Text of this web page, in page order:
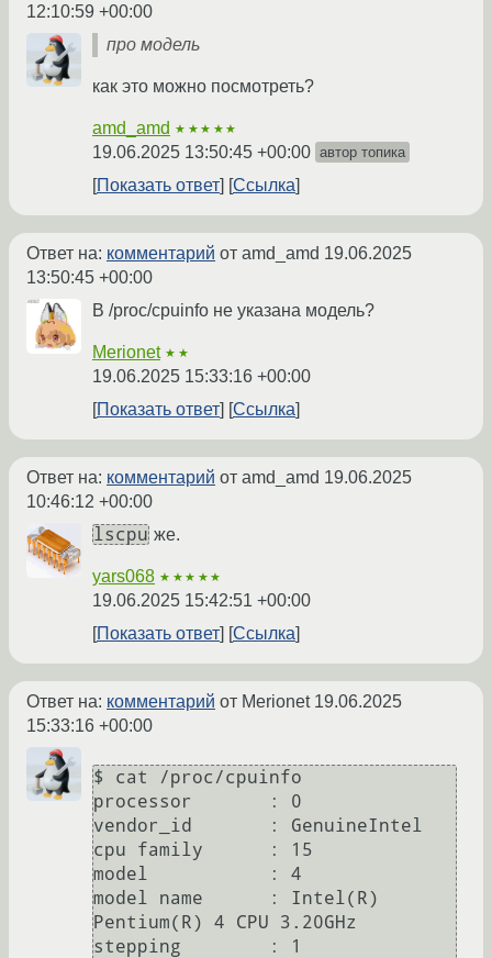
12:10:59 +00:00
про модель
как это можно посмотреть?
amd_amd ★★★★★
19.06.2025 13:50:45 +00:00 автор топика
Показать ответ Ссылка
Ответ на: комментарий от amd_amd 19.06.2025
13:50:45 +00:00
В /proc/cpuinfo не указана модель?
Merionet ★★
19.06.2025 15:33:16 +00:00
Показать ответ
Ссылка
Ответ на: комментарий от amd_amd 19.06.2025
10:46:12 +00:00
lscpu же.
yars068 ★★★★★
19.06.2025 15:42:51 +00:00
Показать ответ
Ссылка
Ответ на: комментарий от Merionet 19.06.2025
15:33:16 +00:00
$ cat /proc/cpuinfo
processor	: 0
vendor_id	: GenuineIntel
cpu family	: 15
model		: 4
model name	: Intel(R)
Pentium(R) 4 CPU 3.20GHz
stepping	: 1